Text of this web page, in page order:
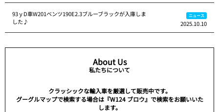
93ｙD車W201ベンツ190E2.3ブルーブラックが入庫しま
した♪
ニュース
2025.10.10
About Us
私たちについて
クラッシックな輸入車を厳選して販売中です。
グーグルマップで検索する場合は『W124 ブロウ』で検索をお願いいた
します。